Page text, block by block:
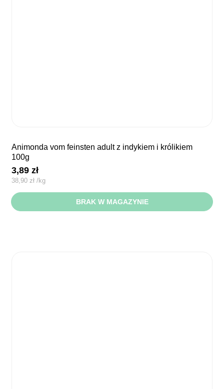
animonda vom feinsten adult z indykiem i królikiem
100g
3,89zł
38,90zł /kg
BRAK W MAGAZYNIE